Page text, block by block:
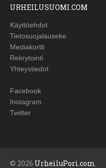
URHEILUSUOMI.COM
Käyttöehdot
Tietosuojalauseke
Mediakortti
Rekrytointi
Yhteystiedot
Facebook
Instagram
Twitter
© 2026 UrheiluPori.com.